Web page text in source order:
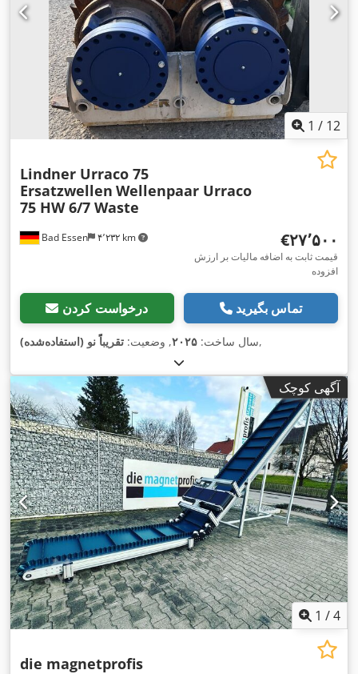
1 / 12
Bad Essen ۴٬۲۳۲ km
Lindner Urraco 75
Ersatzwellen Wellenpaar Urraco
75 HW 6/7 Waste
‎€۲۷٬۵۰۰
قیمت ثابت به اضافه مالیات بر ارزش
افزوده
درخواست کردن تماس بگیرید
سال ساخت: ۲۰۲۵, وضعیت: تقریباً نو (استفاده‌شده) ,
آگهی کوچک
1 /4
die magnetprofis